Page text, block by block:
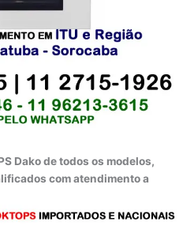
Dako de todos os modelos,
com atendimento a